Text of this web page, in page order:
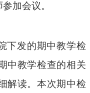
加会议。
下发的期中教学检
中教学检查的相关
解读。本次期中检